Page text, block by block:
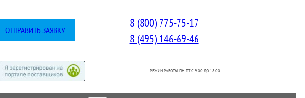
ОТПРАВИТЬ ЗАЯВКУ
8 (800) 775-75-17
8 (495) 146-69-46
РЕЖИМ РАБОТЫ: ПН-ПТ C 9.00 ДО 18.00